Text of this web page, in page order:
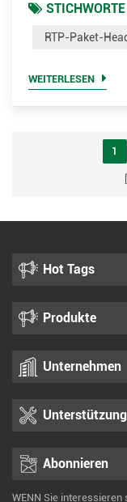
Daten optimiert ist.
over IP und der
normalerwei...
RTP-Paket-
WEITERLESEN
1
Hot Tags
Produkte
Unternehmen
Unterstützung
Abonnieren
WENN Sie